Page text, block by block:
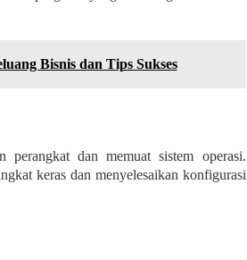
Bisnis dan Tips Sukses
dan memuat sistem operasi.
keras dan menyelesaikan konfigurasi